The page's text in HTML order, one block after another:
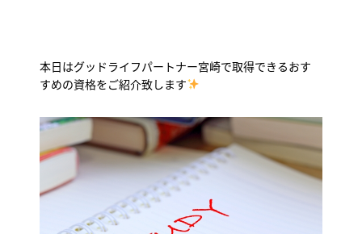
本日はグッドライフパートナー宮崎で取得できるおす
すめの資格をご紹介致します